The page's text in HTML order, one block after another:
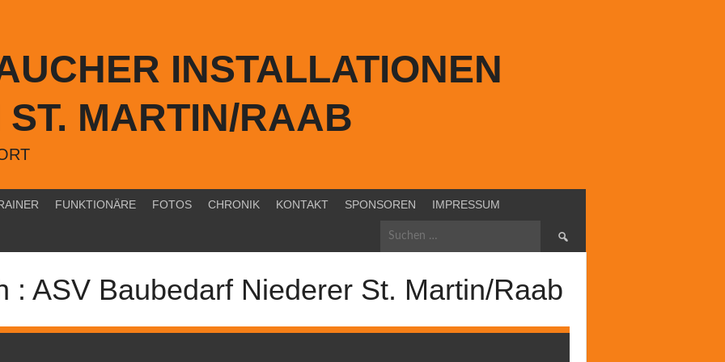
INSTALLATIONEN
ST. MARTIN/RAAB
FUNKTIONÄRE FOTOS CHRONIK KONTAKT SPONSOREN
IMPRESSUM
Suchen
: ASV Baubedarf Niederer St. Martin/Raab